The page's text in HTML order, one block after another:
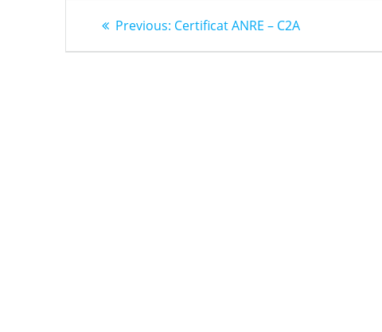
Post
navigation
Previous: Previous
Certificat ANRE – C2A